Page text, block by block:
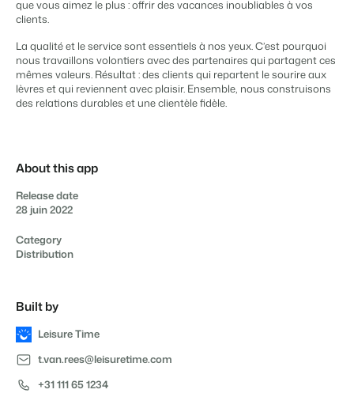
Donnez vie à votre marque grâce à notre créateur de site.
Site web immobilier
Attirez des prospects pour la vente de vos biens locatifs.
BEX Linguistique
Marketing
Marketing en ligne
La puissante alliance entre stratégie de marque et marketing de
Solution reporting Premium
de l'hospitalité.
Événements
Faites notre connaissance lors de différents événements
Trust Center
À propos de nous
Service client
Obtenez des réponses á vos questions.
Emplois / Carrièrres
Contact
Contactez nous.
À propos de nous
Découvrez les personnes derrière de Booking Experts
Il manque une application?
APPS
Contactez nos consultants
Prendre un RDV
que vous aimez le plus : offrir des vacances inoubliables à vos
clients.
La qualité et le service sont essentiels à nos yeux. C’est pourquoi
nous travaillons volontiers avec des partenaires qui partagent ces
mêmes valeurs. Résultat : des clients qui repartent le sourire aux
lèvres et qui reviennent avec plaisir. Ensemble, nous construisons
des relations durables et une clientèle fidèle.
About this app
Release date
28 juin 2022
Category
Distribution
Built by
Leisure Time
t.van.rees@leisuretime.com
+31 111 65 1234